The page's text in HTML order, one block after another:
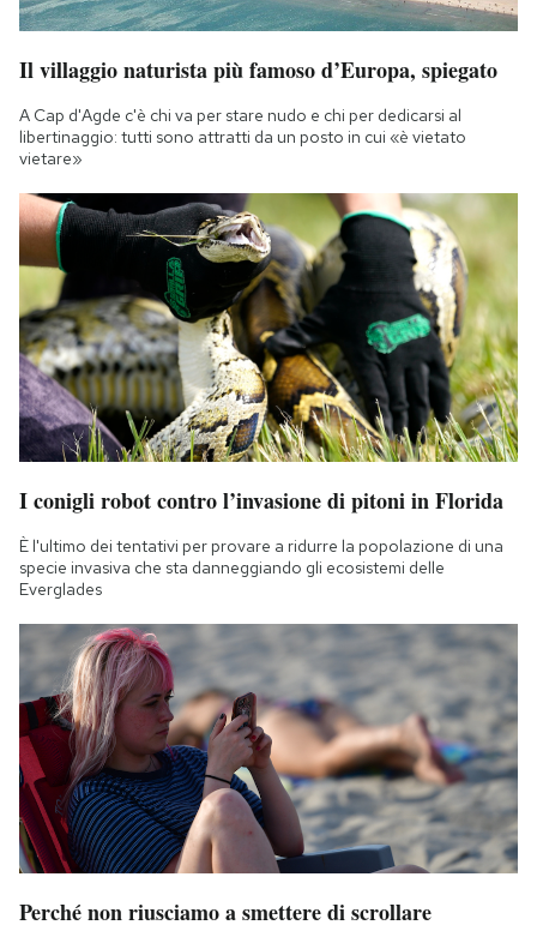
Il villaggio naturista più famoso d’Europa, spiegato
A Cap d'Agde c'è chi va per stare nudo e chi per dedicarsi al
libertinaggio: tutti sono attratti da un posto in cui «è vietato
vietare»
I conigli robot contro l’invasione di pitoni in Florida
È l'ultimo dei tentativi per provare a ridurre la popolazione di una
specie invasiva che sta danneggiando gli ecosistemi delle
Everglades
Perché non riusciamo a smettere di scrollare